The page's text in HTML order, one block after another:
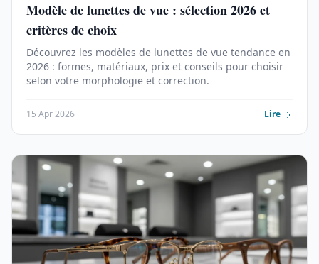
Modèle de lunettes de vue : sélection 2026 et
critères de choix
Découvrez les modèles de lunettes de vue tendance en
2026 : formes, matériaux, prix et conseils pour choisir
selon votre morphologie et correction.
15 Apr 2026 Lire